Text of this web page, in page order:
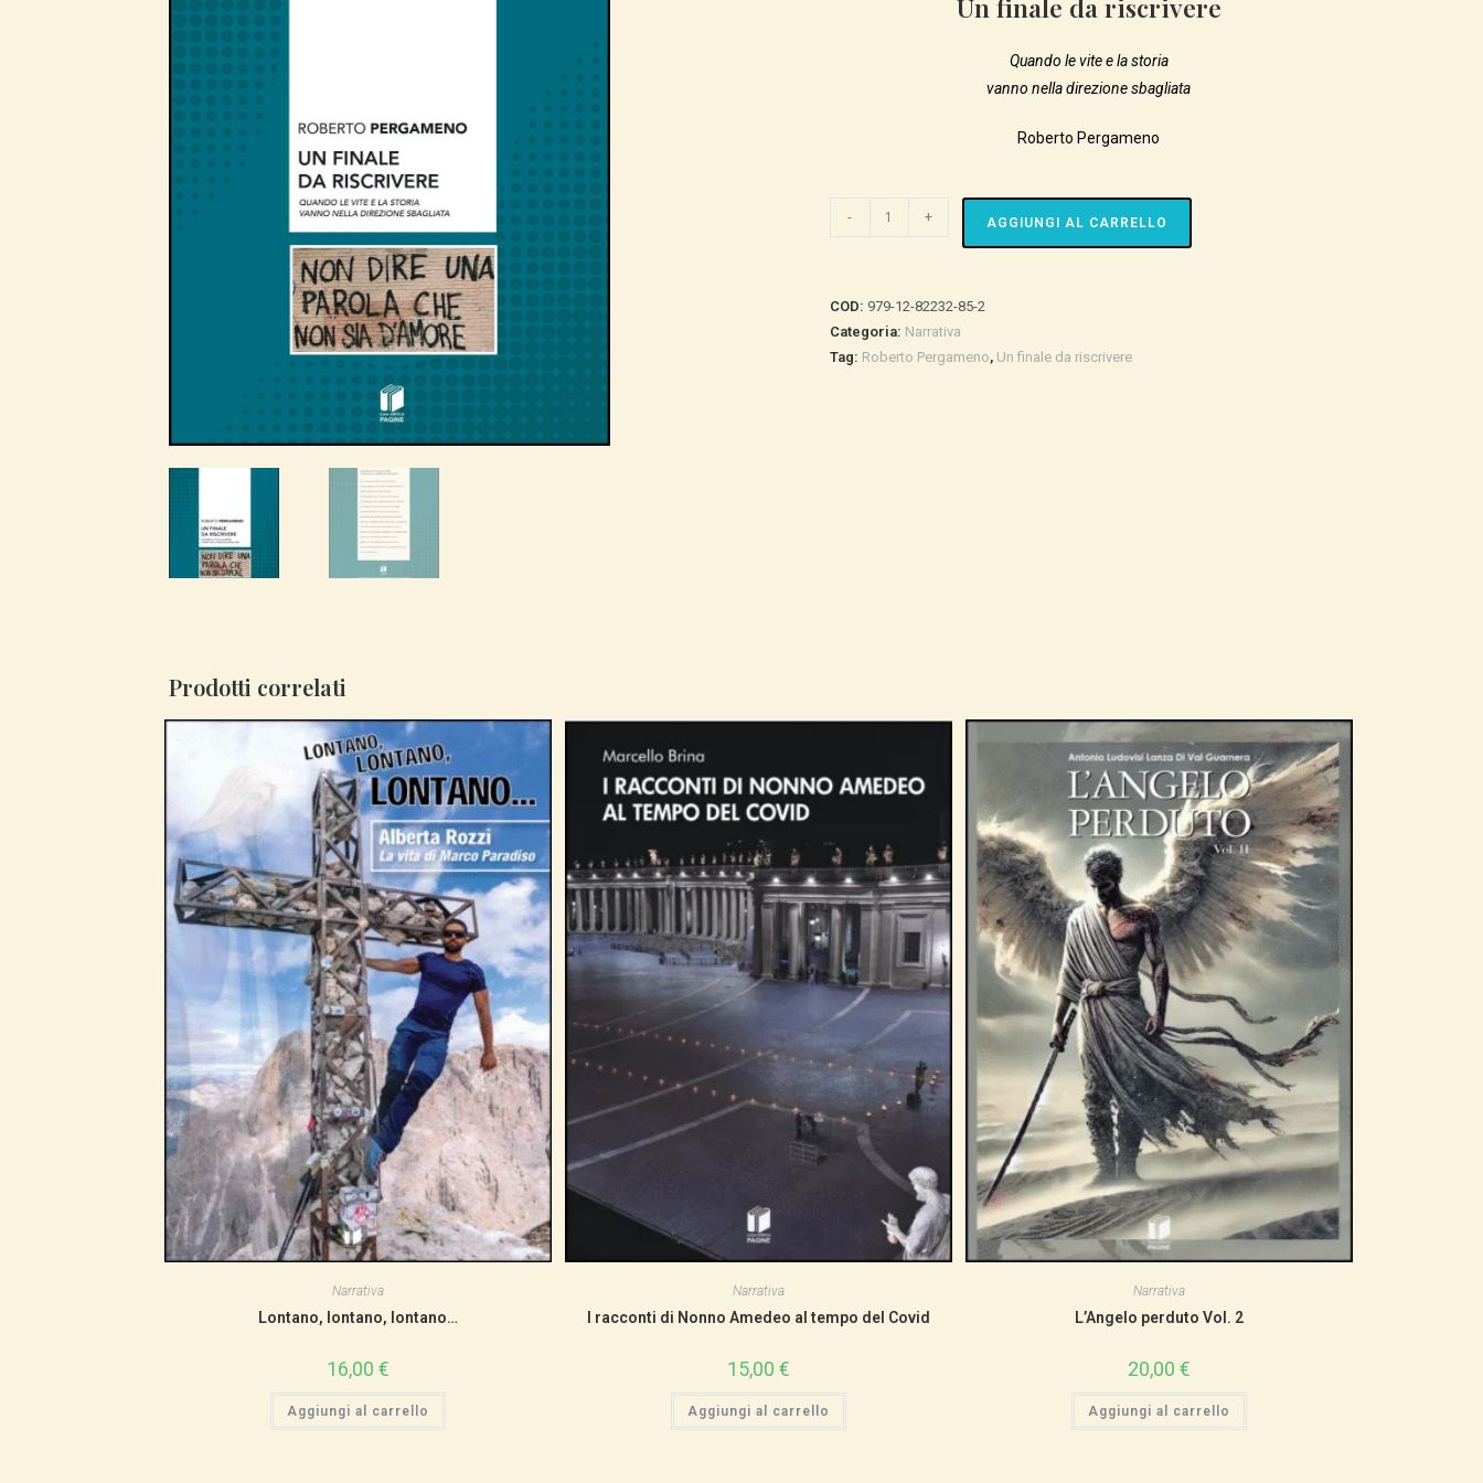
WEB
Un finale da riscrivere
Quando le vite e la storia
vanno nella direzione sbagliata
Roberto Pergameno
- + AGGIUNGI AL CARRELLO
COD: 979-12-82232-85-2
Categoria: Narrativa
Tag: Roberto Pergameno, Un finale da riscrivere
Prodotti correlati
Narrativa
Lontano, lontano, lontano…
16,00 €
Aggiungi al carrello
Narrativa
I racconti di Nonno Amedeo al tempo del Covid
15,00 €
Aggiungi al carrello
Narrativa
L’Angelo perduto Vol. 2
20,00 €
Aggiungi al carrello